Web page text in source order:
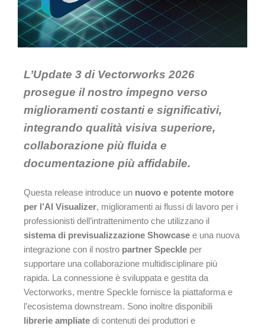
L’Update 3 di Vectorworks 2026
prosegue il nostro impegno verso
miglioramenti costanti e significativi,
integrando qualità visiva superiore,
collaborazione più fluida e
documentazione più affidabile.
Questa release introduce un nuovo e potente motore
per l’AI Visualizer, miglioramenti ai flussi di lavoro per i
professionisti dell’intrattenimento che utilizzano il
sistema di previsualizzazione Showcase e una nuova
integrazione con il nostro partner Speckle per
supportare una collaborazione multidisciplinare più
rapida. La connessione è sviluppata e gestita da
Vectorworks, mentre Speckle fornisce la piattaforma e
l’ecosistema downstream. Sono inoltre disponibili
librerie ampliate di contenuti dei produttori e